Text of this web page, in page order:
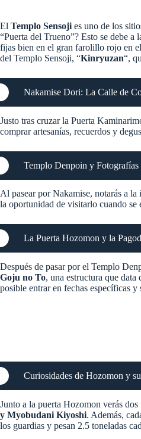
El Templo Sensoji es uno de los
“Puerta del Trueno”? Esto se debe
fijas bien en el gran farolillo rojo en
del Templo Sensoji, “Kinryuzan“,
Nakamise Dori: La Calle de
Justo tras cruzar la Puerta
comprar artesanías, recuerdos y
Templo Denpoin y Fotografías
Al pasear por Nakamise, notarás a la
la oportunidad de visitarlo cuando se
La Puerta Hozomon y la
Después de pasar por el Templo
Goju no To, una estructura que
posible entrar en fechas específicas
Curiosidades de Hozomon y
Junto a la puerta Hozomon verás dos
y Myobudani Kiyoshi. Además,
los guardias y pesan 2.5 toneladas